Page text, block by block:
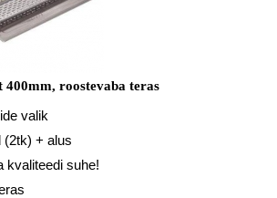
400mm, roostevaba teras
valik
(2tk) + alus
kvaliteedi suhe!